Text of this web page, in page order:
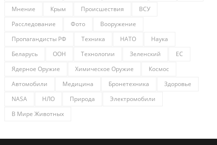
Мнение
Крым Происшествия
ВСУ
Расследование
Фото
Вооружение
Пропагандисты РФ
Техника НАТО
Наука
Беларусь
ООН Технологии Зеленский
ЕС
Ядерное Оружие
Химическое Оружие
Космос
Автомобили
Медицина Бронетехника
Здоровье
NASA
НЛО Природа
Электромобили
В Мире Животных